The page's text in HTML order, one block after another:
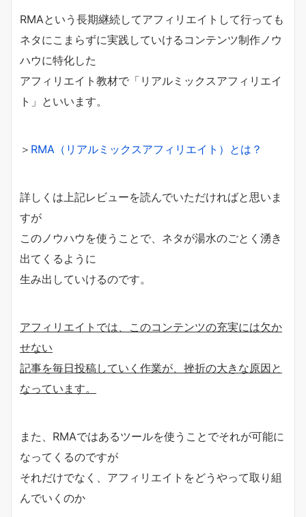
RMAという長期継続してアフィリエイトして行っても
ネタにこまらずに実践していけるコンテンツ制作ノウ
ハウに特化した
アフィリエイト教材で「リアルミックスアフィリエイ
ト」といいます。
＞ RMA（リアルミックスアフィリエイト）とは？
詳しくは上記レビューを読んでいただければと思いま
すが
このノウハウを使うことで、ネタが湯水のごとく湧き
出てくるように
生み出していけるのです。
アフィリエイトでは、このコンテンツの充実には欠か
せない
記事を毎日投稿していく作業が、挫折の大きな原因と
なっています。
また、RMAではあるツールを使うことでそれが可能に
なってくるのですが
それだけでなく、アフィリエイトをどうやって取り組
んでいくのか